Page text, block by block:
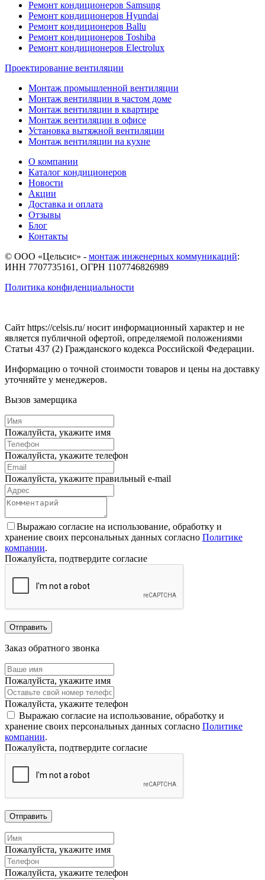
Ремонт кондиционеров Samsung
Ремонт кондиционеров Hyundai
Ремонт кондиционеров Ballu
Ремонт кондиционеров Toshibа
Ремонт кондиционеров Electrolux
Проектирование вентиляции
Монтаж промышленной вентиляции
Монтаж вентиляции в частом доме
Монтаж вентиляции в квартире
Монтаж вентиляции в офисе
Установка вытяжной вентиляции
Монтаж вентиляции на кухне
О компании
Каталог кондиционеров
Новости
Акции
Доставка и оплата
Отзывы
Блог
Контакты
© ООО «Цельсис» - монтаж инженерных коммуникаций:
ИНН 7707735161, ОГРН 1107746826989
Политика конфиденциальности
Сайт https://celsis.ru/ носит информационный характер и не
является публичной офертой, определяемой положениями
Статьи 437 (2) Гражданского кодекса Российской Федерации.
Информацию о точной стоимости товаров и цены на доставку
уточняйте у менеджеров.
Вызов замерщика
Пожалуйста, укажите имя
Пожалуйста, укажите телефон
Пожалуйста, укажите правильный e-mail
Выражаю согласие на использование, обработку и
хранение своих персональных данных согласно Политике
компании.
Пожалуйста, подтвердите согласие
Отправить
Заказ обратного звонка
Пожалуйста, укажите имя
Пожалуйста, укажите телефон
Выражаю согласие на использование, обработку и
хранение своих персональных данных согласно Политике
компании.
Пожалуйста, подтвердите согласие
Отправить
Пожалуйста, укажите имя
Пожалуйста, укажите телефон